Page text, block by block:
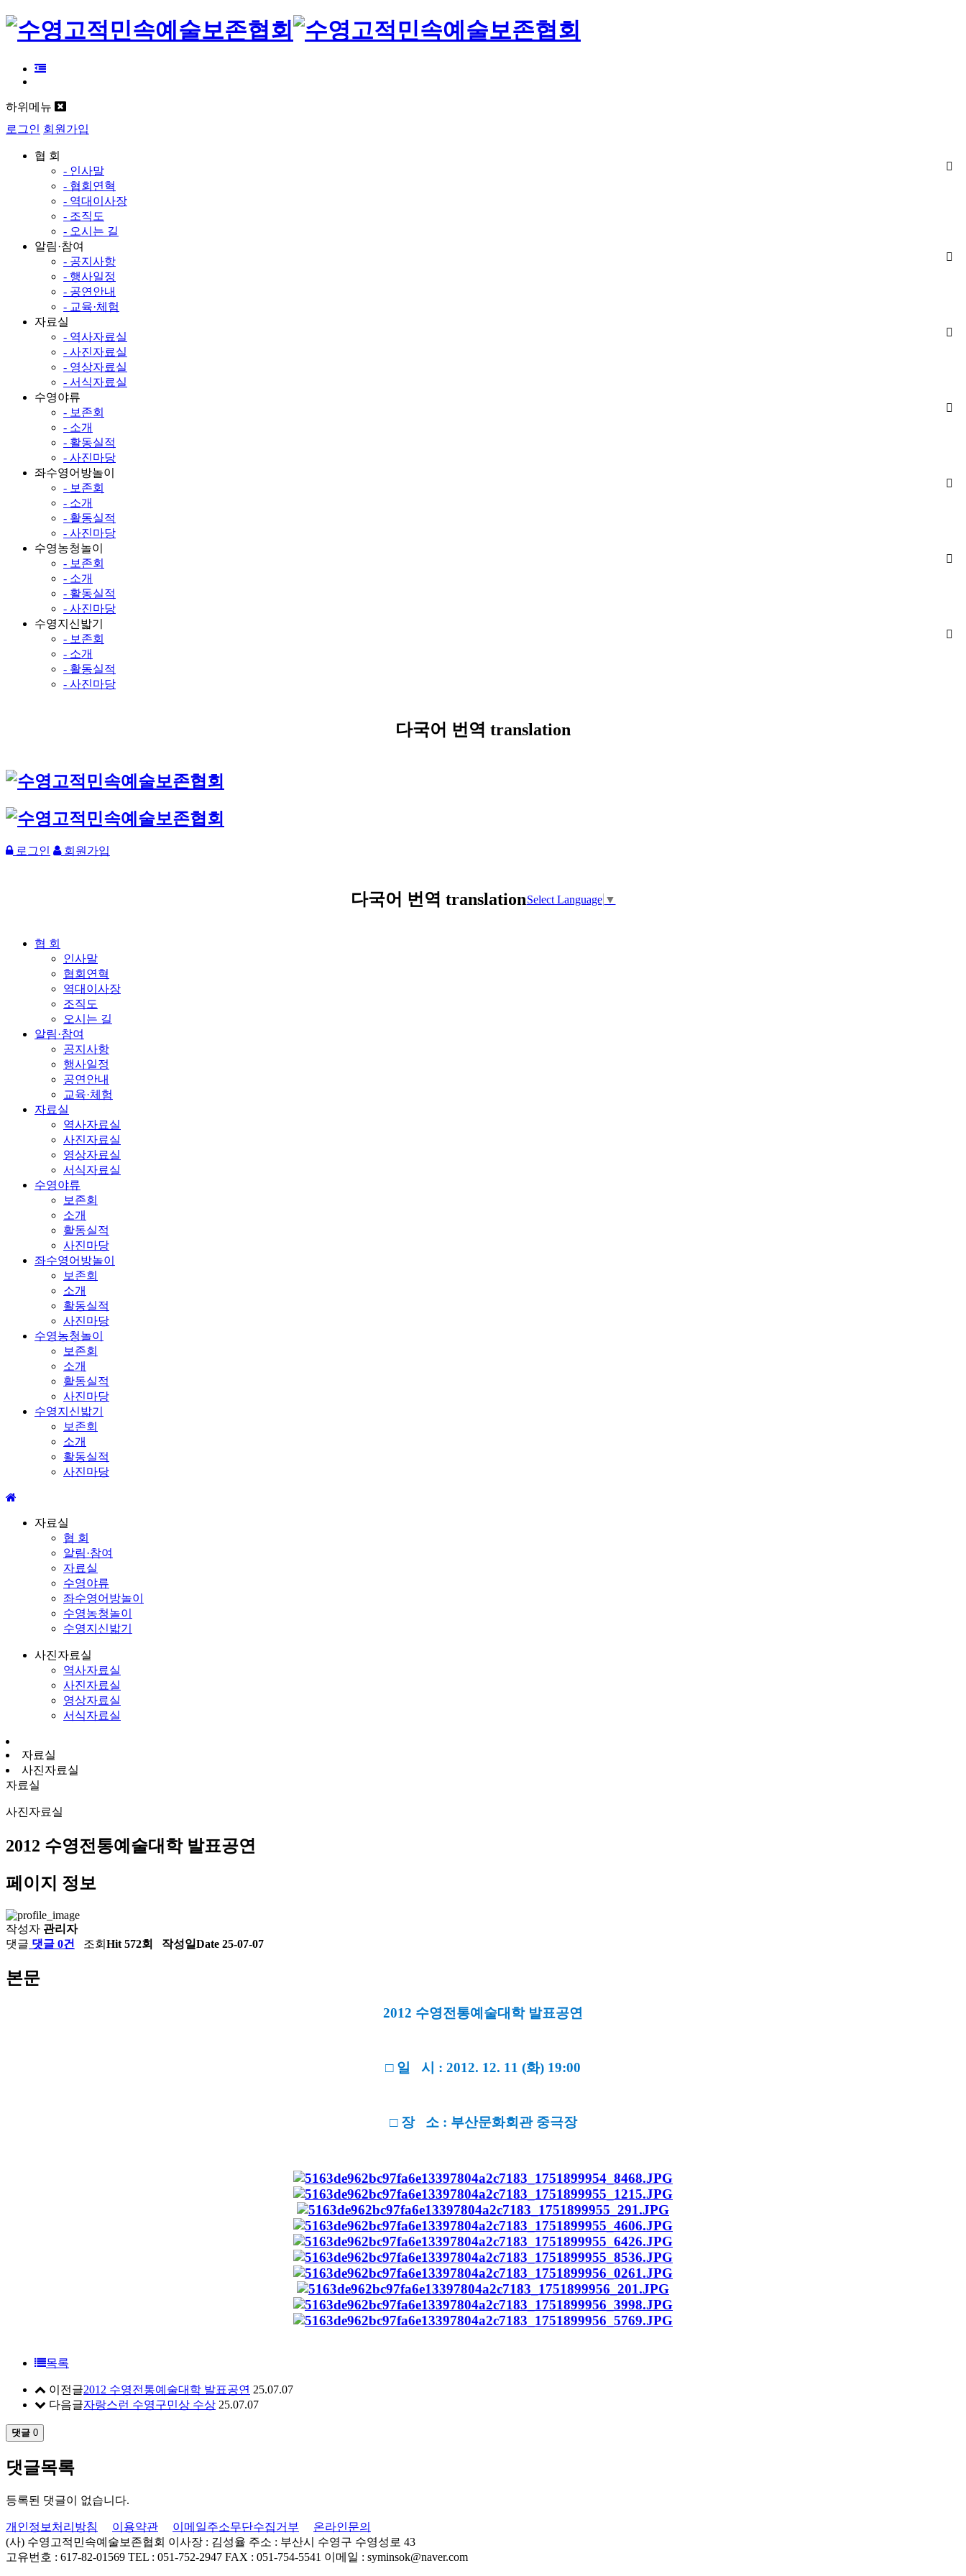
하위메뉴
로그인 회원가입
협 회
- 인사말
- 협회연혁
- 역대이사장
- 조직도
- 오시는 길
알림·참여
- 공지사항
- 행사일정
- 공연안내
- 교육·체험
자료실
- 역사자료실
- 사진자료실
- 영상자료실
- 서식자료실
수영야류
- 보존회
- 소개
- 활동실적
- 사진마당
좌수영어방놀이
- 보존회
- 소개
- 활동실적
- 사진마당
수영농청놀이
- 보존회
- 소개
- 활동실적
- 사진마당
수영지신밟기
- 보존회
- 소개
- 활동실적
- 사진마당
다국어 번역 translation
로그인 회원가입
다국어 번역 translationSelect Language ▼
협 회
인사말
협회연혁
역대이사장
조직도
오시는 길
알림·참여
공지사항
행사일정
공연안내
교육·체험
자료실
역사자료실
사진자료실
영상자료실
서식자료실
수영야류
보존회
소개
활동실적
사진마당
좌수영어방놀이
보존회
소개
활동실적
사진마당
수영농청놀이
보존회
소개
활동실적
사진마당
수영지신밟기
보존회
소개
활동실적
사진마당
자료실
협 회
알림·참여
자료실
수영야류
좌수영어방놀이
수영농청놀이
수영지신밟기
사진자료실
역사자료실
사진자료실
영상자료실
서식자료실
자료실
사진자료실
자료실
사진자료실
2012 수영전통예술대학 발표공연
페이지 정보
작성자 관리자
댓글 댓글 0건 조회 Hit 572회 작성일Date 25-07-07
본문
2012 수영전통예술대학 발표공연
□ 일 시 : 2012. 12. 11 (화) 19:00
□ 장 소 : 부산문화회관 중극장
목록
이전글2012 수영전통예술대학 발표공연 25.07.07
다음글자랑스런 수영구민상 수상 25.07.07
댓글 0
댓글목록
등록된 댓글이 없습니다.
개인정보처리방침 이용약관 이메일주소무단수집거부
온라인문의
(사) 수영고적민속예술보존협회 이사장 : 김성율 주소 : 부산시 수영구 수영성로 43
고유번호 : 617-82-01569 TEL : 051-752-2947 FAX : 051-754-5541 이메일 : syminsok@naver.com